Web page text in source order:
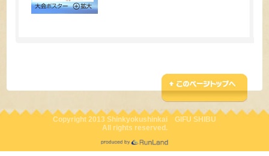
Copyright 2013 Shinkyokushinkai GIFU SHIBU
All rights reserved.